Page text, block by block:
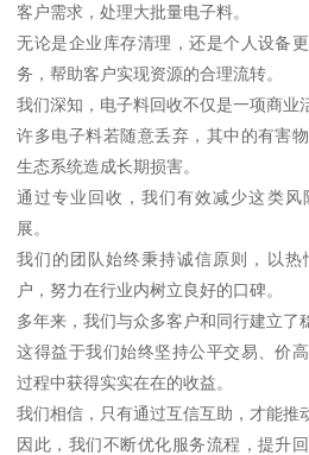
客户需求，处理大批量电子料。
无论是企业库存清理，还是个人设备
务，帮助客户实现资源的合理流转。
我们深知，电子料回收不仅是一项商业
许多电子料若随意丢弃，其中的有害
生态系统造成长期损害。
通过专业回收，我们有效减少这类
展。
我们的团队始终秉持诚信原则，以
户，努力在行业内树立良好的口碑。
多年来，我们与众多客户和同行建立了
这得益于我们始终坚持公平交易、价
过程中获得实实在在的收益。
我们相信，只有通过互信互助，才能推
因此，我们不断优化服务流程，提升